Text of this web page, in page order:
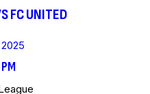
FC UNITED